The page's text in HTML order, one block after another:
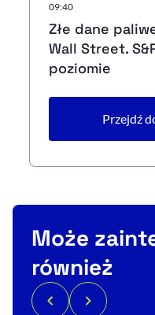
09:40
Złe dane
Wall Street.
poziomie
Przejdź
Może
również